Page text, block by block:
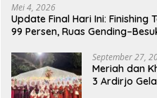
Mei 4, 2026
Update Final Hari Ini: Finishing
99 Persen, Ruas
September 27,
Meriah dan
3 Ardirjo